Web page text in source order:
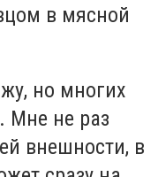
в мясной
но многих
Мне не раз
внешности, в